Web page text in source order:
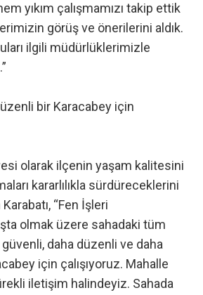
yıkım çalışmamızı takip ettik
görüş ve önerilerini aldık.
ilgili müdürlüklerimizle
bir Karacabey için
olarak ilçenin yaşam kalitesini
kararlılıkla sürdüreceklerini
“Fen İşleri
olmak üzere sahadaki tüm
daha düzenli ve daha
için çalışıyoruz. Mahalle
iletişim halindeyiz. Sahada